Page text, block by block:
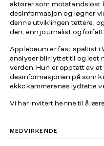
aktører som motstandsløst
desinformasjon og løgner
denne utviklingen tettere,
den, enn journalist og
Applebaum er fast spaltist i
analyser blir lyttet til og lest
verden. Hun er opptatt av
desinformasjonen på som
ekkokammerenes lydtette
Vi har invitert henne til å
MEDVIRKENDE